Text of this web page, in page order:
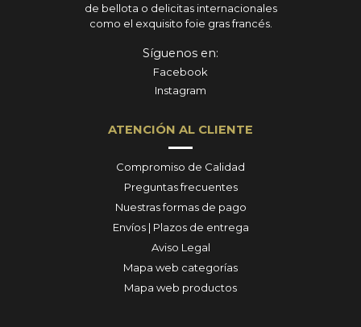
de bellota o delicitas internacionales
como el exquisito foie gras francés.
Síguenos en:
Facebook
Instagram
ATENCIÓN AL CLIENTE
Compromiso de Calidad
Preguntas frecuentes
Nuestras formas de pago
Envíos | Plazos de entrega
Aviso Legal
Mapa web categorías
Mapa web productos